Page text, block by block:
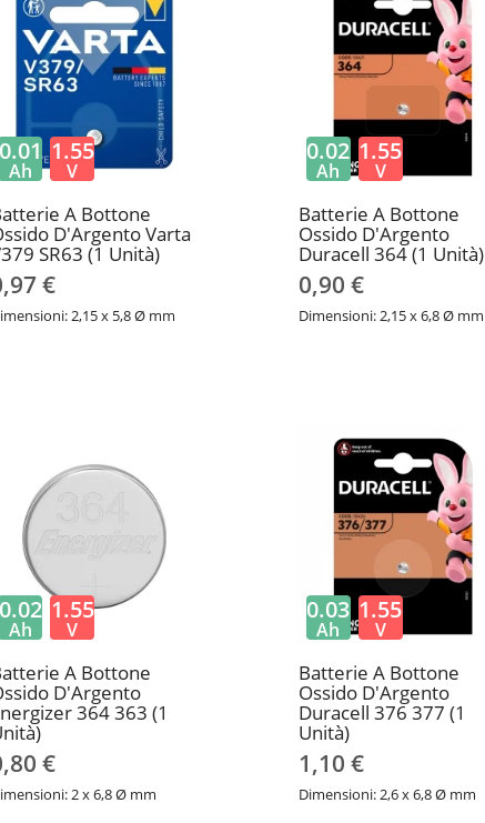
A Bottone
D'Argento Varta
SR63 (1 Unità)
€
2,15 x 5,8 Ø mm
0.01
Ah
1.55
V
Batterie A Bottone
Ossido D'Argento
Duracell 364 (1 Unità)
0,90 €
Dimensioni: 2,15 x 6,8 Ø mm
0.02
Ah
1.55
V
A Bottone
D'Argento
364 363 (1
€
2 x 6,8 Ø mm
0.02
Ah
1.55
V
Batterie A Bottone
Ossido D'Argento
Duracell 376 377 (1
Unità)
1,10 €
Dimensioni: 2,6 x 6,8 Ø mm
0.03
Ah
1.55
V